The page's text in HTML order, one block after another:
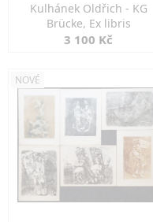
Kulhánek Oldřich - KG
Brücke, Ex libris
3 100 Kč
NOVÉ